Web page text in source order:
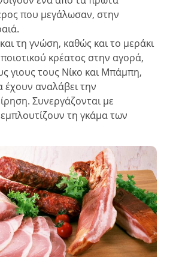
που μεγάλωσαν, στην
τη γνώση, καθώς και το μεράκι
κρέατος στην αγορά,
γιους τους Νίκο και Μπάμπη,
έχουν αναλάβει την
Συνεργάζονται με
τη γκάμα των